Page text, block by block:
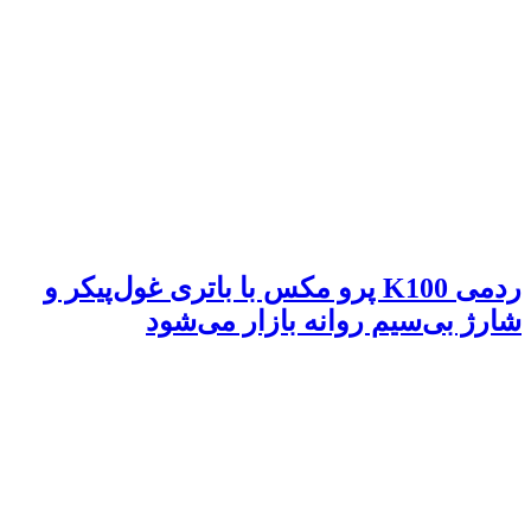
ردمی K100 پرو مکس با باتری غول‌پیکر و
شارژ بی‌سیم روانه بازار می‌شود